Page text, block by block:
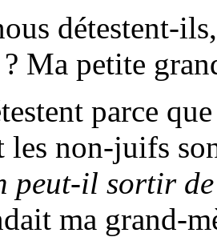
détestent-
Ma petite
parce
les non-juifs
peut-il sortir
ma grand-